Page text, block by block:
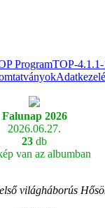
ProgramTOP-
Falunap 2026
2026.06.27.
23 db
van az albumban
világháborús